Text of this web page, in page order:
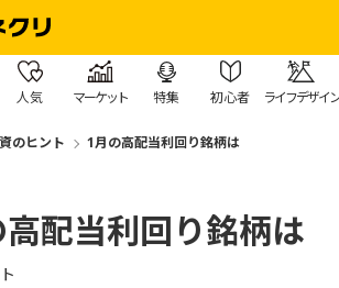
人気 マーケット 特集 初心者 ライフデザイン
のヒント 1月の高配当利回り銘柄は
配当利回り銘柄は